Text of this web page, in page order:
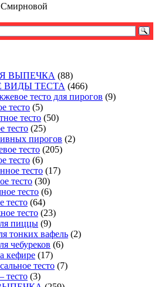
ВЫПЕЧКА (88)
ТЕСТА (466)
тесто для пирогов (9)
тесто (5)
тесто (50)
тесто (25)
пирогов (2)
тесто (205)
тесто (6)
тесто (17)
тесто (30)
тесто (6)
тесто (64)
тесто (23)
пиццы (9)
тонких вафель (2)
чебуреков (6)
кефире (17)
тесто (7)
(3)